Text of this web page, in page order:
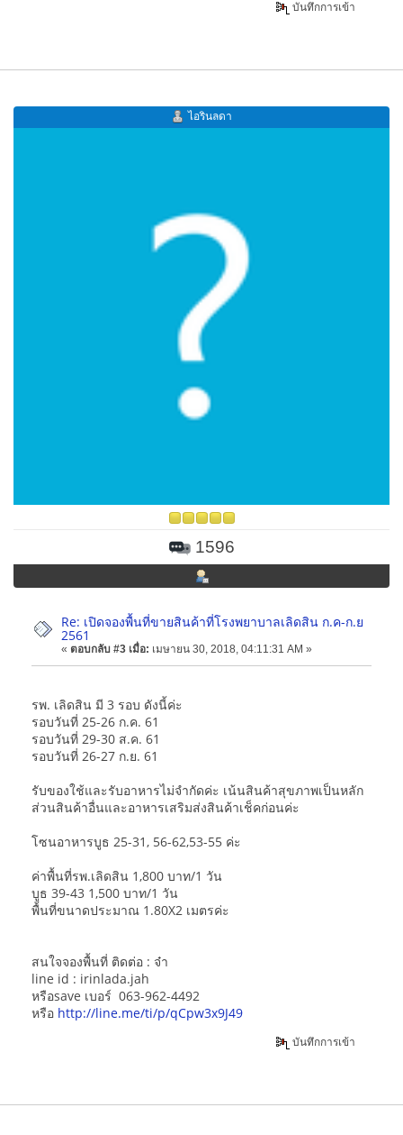
บันทึกการเข้า
ไอรินลดา
1596
Re: เปิดจองพื้นที่ขายสินค้าที่โรงพยาบาลเลิดสิน ก.ค-ก.ย
2561
« ตอบกลับ #3 เมื่อ: เมษายน 30, 2018, 04:11:31 AM »
รพ. เลิดสิน มี 3 รอบ ดังนี้ค่ะ
รอบวันที่ 25-26 ก.ค. 61
รอบวันที่ 29-30 ส.ค. 61
รอบวันที่ 26-27 ก.ย. 61
รับของใช้และรับอาหารไม่จำกัดค่ะ เน้นสินค้าสุขภาพเป็นหลัก
ส่วนสินค้าอื่นและอาหารเสริมส่งสินค้าเช็คก่อนค่ะ
โซนอาหารบูธ 25-31, 56-62,53-55 ค่ะ
ค่าพื้นที่รพ.เลิดสิน 1,800 บาท/1 วัน
บูธ 39-43 1,500 บาท/1 วัน
พื้นที่ขนาดประมาณ 1.80X2 เมตรค่ะ
สนใจจองพื้นที่ ติดต่อ : จ๋า
line id : irinlada.jah
หรือsave เบอร์ 063-962-4492
หรือ http://line.me/ti/p/qCpw3x9J49
บันทึกการเข้า